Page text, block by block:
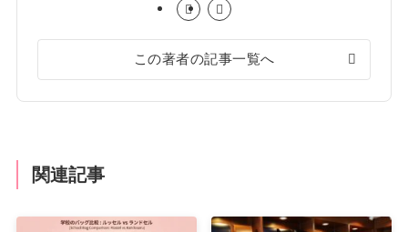
この著者の記事一覧へ
関連記事